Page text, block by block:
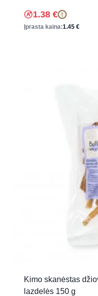
1.38 € !
Įprasta kaina:1.45 €
Kimo skanėstas
lazdelės 150 g